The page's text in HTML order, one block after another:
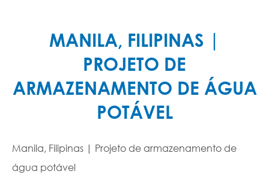
MANILA, FILIPINAS |
PROJETO DE
ARMAZENAMENTO DE ÁGUA
POTÁVEL
Manila, Filipinas | Projeto de armazenamento de
água potável